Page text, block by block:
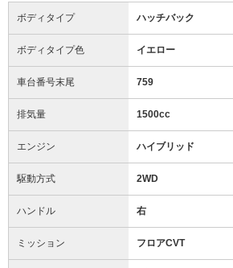
ボディタイプ ハッチバック
ボディタイプ色 イエロー
車台番号末尾 759
排気量 1500cc
エンジン ハイブリッド
駆動方式 2WD
ハンドル 右
ミッション フロアCVT